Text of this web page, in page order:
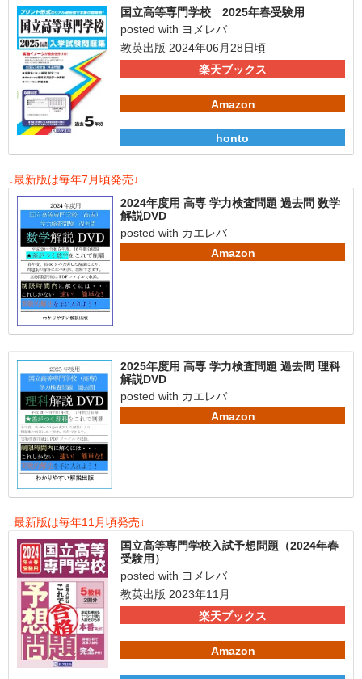
国立高等専門学校 2025年春受験用
posted with ヨメレバ
教英出版 2024年06月28日頃
楽天ブックス
Amazon
honto
↓最新版は毎年7月頃発売↓
2024年度用 高専 学力検査問題 過去問 数学
解説DVD
posted with カエレバ
Amazon
2025年度用 高専 学力検査問題 過去問 理科
解説DVD
posted with カエレバ
Amazon
↓最新版は毎年11月頃発売↓
国立高等専門学校入試予想問題（2024年春
受験用）
posted with ヨメレバ
教英出版 2023年11月
楽天ブックス
Amazon